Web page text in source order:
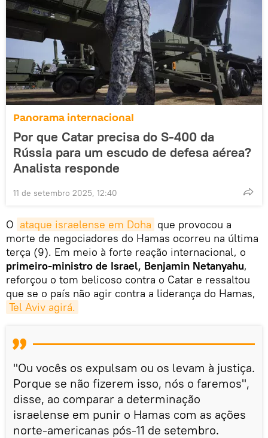
Panorama internacional
Por que Catar precisa do S-400 da
Rússia para um escudo de defesa aérea?
Analista responde
11 de setembro 2025, 12:40
O ataque israelense em Doha que provocou a
morte de negociadores do Hamas ocorreu na última
terça (9). Em meio à forte reação internacional, o
primeiro-ministro de Israel, Benjamin Netanyahu,
reforçou o tom belicoso contra o Catar e ressaltou
que se o país não agir contra a liderança do Hamas,
Tel Aviv agirá.
"Ou vocês os expulsam ou os levam à justiça.
Porque se não fizerem isso, nós o faremos",
disse, ao comparar a determinação
israelense em punir o Hamas com as ações
norte-americanas pós-11 de setembro.